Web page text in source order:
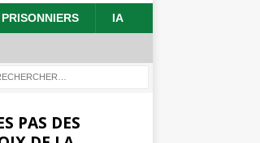
PRISONNIERS IA
PAS DES